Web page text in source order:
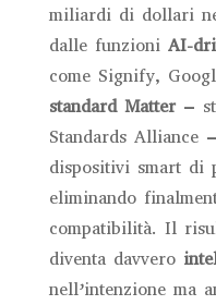
miliardi di dollari
dalle funzioni AI-
come Signify,
standard Matter–
Standards Alliance
dispositivi smart di
eliminando
compatibilità. Il
diventa davvero
nell’intenzione ma